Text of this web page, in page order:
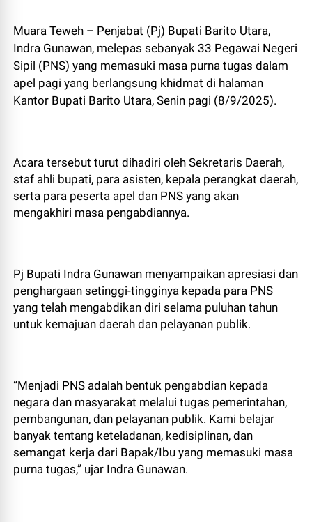
Muara Teweh – Penjabat (Pj) Bupati Barito Utara,
Indra Gunawan, melepas sebanyak 33 Pegawai Negeri
Sipil (PNS) yang memasuki masa purna tugas dalam
apel pagi yang berlangsung khidmat di halaman
Kantor Bupati Barito Utara, Senin pagi (8/9/2025).
Acara tersebut turut dihadiri oleh Sekretaris Daerah,
staf ahli bupati, para asisten, kepala perangkat daerah,
serta para peserta apel dan PNS yang akan
mengakhiri masa pengabdiannya.
Pj Bupati Indra Gunawan menyampaikan apresiasi dan
penghargaan setinggi-tingginya kepada para PNS
yang telah mengabdikan diri selama puluhan tahun
untuk kemajuan daerah dan pelayanan publik.
“Menjadi PNS adalah bentuk pengabdian kepada
negara dan masyarakat melalui tugas pemerintahan,
pembangunan, dan pelayanan publik. Kami belajar
banyak tentang keteladanan, kedisiplinan, dan
semangat kerja dari Bapak/Ibu yang memasuki masa
purna tugas,” ujar Indra Gunawan.